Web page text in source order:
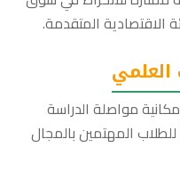
الاقتصادية المتقدمة.
العلمي
مواصلة الدراسة
المهتمين بالمجال